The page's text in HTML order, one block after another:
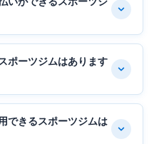
ポーツジムはあります
できるスポーツジムは